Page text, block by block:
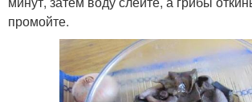
промойте.